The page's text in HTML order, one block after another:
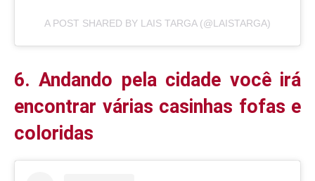
A POST SHARED BY LAIS TARGA (@LAISTARGA)
6. Andando pela cidade você irá
encontrar várias casinhas fofas e
coloridas